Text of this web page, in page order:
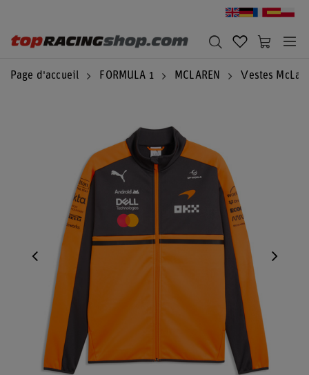
Page d'accueil FORMULA 1 MCLAREN Vestes